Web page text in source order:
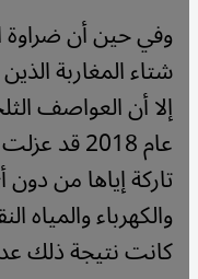
وفي حين أن
شتاء المغاربة
إلا أن العواصف
تاركة إياها من
والكهرباء والمياه
كانت نتيجة ذلك